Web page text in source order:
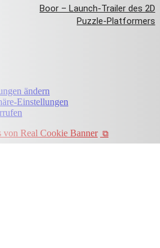
Boor – Launch-Trailer des 2D
Puzzle-Platformers
ändern
Einstellungen
von Real Cookie Banner